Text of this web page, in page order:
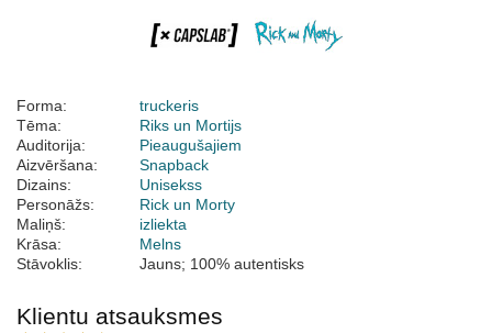
Forma:
truckeris
Tēma:
Riks un Mortijs
Auditorija:
Pieaugušajiem
Aizvēršana:
Snapback
Dizains:
Unisekss
Personāžs:
Rick un Morty
Maliņš:
izliekta
Krāsa:
Melns
Stāvoklis:
Jauns; 100% autentisks
Klientu atsauksmes